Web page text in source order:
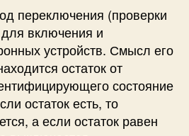
переключения (проверки
для включения и
устройств. Смысл его
остаток от
состояние
остаток есть, то
а если остаток равен